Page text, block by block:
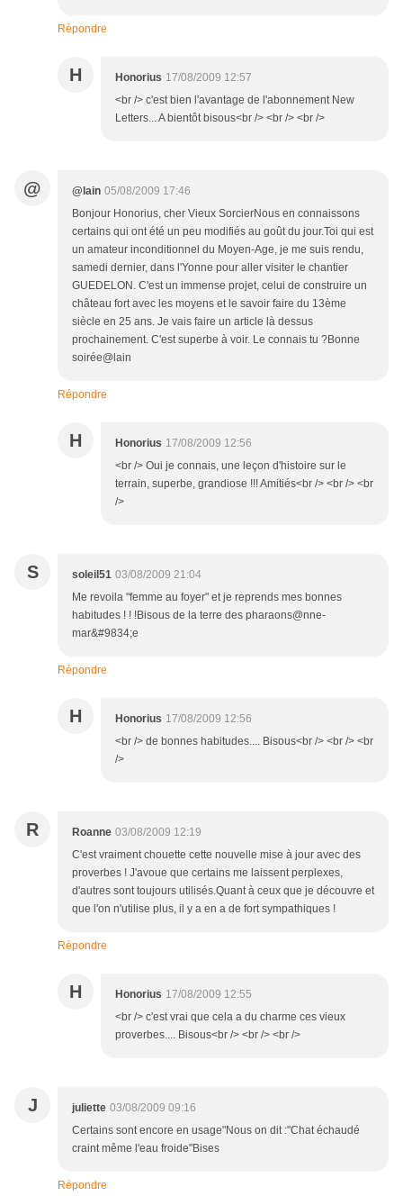
Répondre
H Honorius 17/08/2009 12:57
<br /> c'est bien l'avantage de l'abonnement New
Letters... A bientôt bisous<br /> <br /> <br />
@ @lain 05/08/2009 17:46
Bonjour Honorius, cher Vieux SorcierNous en connaissons
certains qui ont été un peu modifiés au goût du jour.Toi qui est
un amateur inconditionnel du Moyen-Age, je me suis rendu,
samedi dernier, dans l'Yonne pour aller visiter le chantier
GUEDELON. C'est un immense projet, celui de construire un
château fort avec les moyens et le savoir faire du 13ème
siècle en 25 ans. Je vais faire un article là dessus
prochainement. C'est superbe à voir. Le connais tu ?Bonne
soirée@lain
Répondre
H Honorius 17/08/2009 12:56
<br /> Oui je connais, une leçon d'histoire sur le
terrain, superbe, grandiose !!! Amitiés<br /> <br /> <br
/>
S soleil51 03/08/2009 21:04
Me revoila "femme au foyer" et je reprends mes bonnes
habitudes ! ! !Bisous de la terre des pharaons@nne-
mar&#9834;e
Répondre
H Honorius 17/08/2009 12:56
<br /> de bonnes habitudes.... Bisous<br /> <br /> <br
/>
R Roanne 03/08/2009 12:19
C'est vraiment chouette cette nouvelle mise à jour avec des
proverbes ! J'avoue que certains me laissent perplexes,
d'autres sont toujours utilisés.Quant à ceux que je découvre et
que l'on n'utilise plus, il y a en a de fort sympathiques !
Répondre
H Honorius 17/08/2009 12:55
<br /> c'est vrai que cela a du charme ces vieux
proverbes.... Bisous<br /> <br /> <br />
J juliette 03/08/2009 09:16
Certains sont encore en usage"Nous on dit :"Chat échaudé
craint même l'eau froide"Bises
Répondre